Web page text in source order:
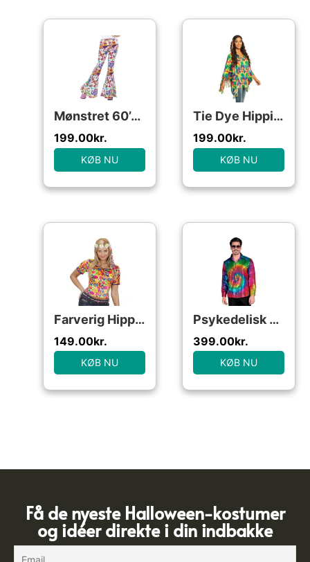
Mønstret 60’er Bukser
199.00kr.
KØB NU
Tie Dye Hippie Kostume
199.00kr.
KØB NU
Farverig Hippie T-Shirt
149.00kr.
KØB NU
Psykedelisk Pailletskjorte Regnbue
399.00kr.
KØB NU
Få de nyeste Halloween-kostumer
og idéer direkte i din indbakke